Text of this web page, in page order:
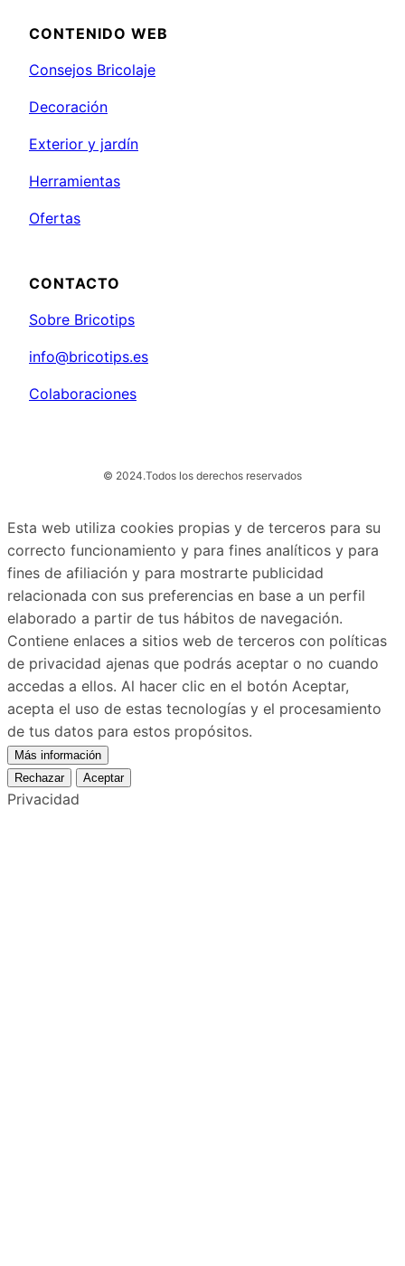
CONTENIDO WEB
Consejos Bricolaje
Decoración
Exterior y jardín
Herramientas
Ofertas
CONTACTO
Sobre Bricotips
info@bricotips.es
Colaboraciones
© 2024.Todos los derechos reservados
Esta web utiliza cookies propias y de terceros para su
correcto funcionamiento y para fines analíticos y para
fines de afiliación y para mostrarte publicidad
relacionada con sus preferencias en base a un perfil
elaborado a partir de tus hábitos de navegación.
Contiene enlaces a sitios web de terceros con políticas
de privacidad ajenas que podrás aceptar o no cuando
accedas a ellos. Al hacer clic en el botón Aceptar,
acepta el uso de estas tecnologías y el procesamiento
de tus datos para estos propósitos.
Más información
Rechazar
Aceptar
Privacidad